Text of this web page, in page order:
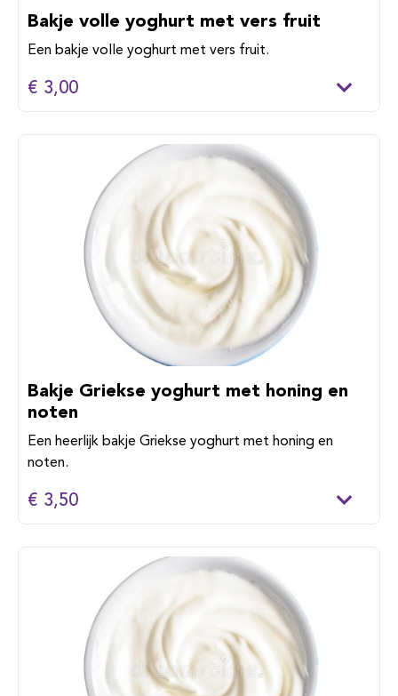
Bakje volle yoghurt met vers fruit
Een bakje volle yoghurt met vers fruit.
€ 3,00
Bakje Griekse yoghurt met honing en
noten
Een heerlijk bakje Griekse yoghurt met honing en
noten.
€ 3,50